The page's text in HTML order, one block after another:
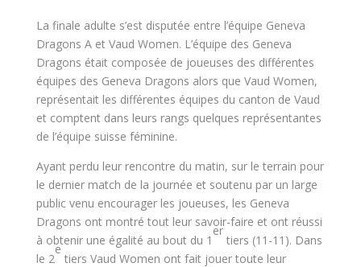
La finale adulte s’est disputée entre l’équipe Geneva
Dragons A et Vaud Women. L’équipe des Geneva
Dragons était composée de joueuses des différentes
équipes des Geneva Dragons alors que Vaud Women,
représentait les différentes équipes du canton de Vaud
et comptent dans leurs rangs quelques représentantes
de l’équipe suisse féminine.
Ayant perdu leur rencontre du matin, sur le terrain pour
le dernier match de la journée et soutenu par un large
public venu encourager les joueuses, les Geneva
Dragons ont montré tout leur savoir-faire et ont réussi
à obtenir une égalité au bout du 1
er
tiers (11-11). Dans
le 2
e
tiers Vaud Women ont fait jouer toute leur